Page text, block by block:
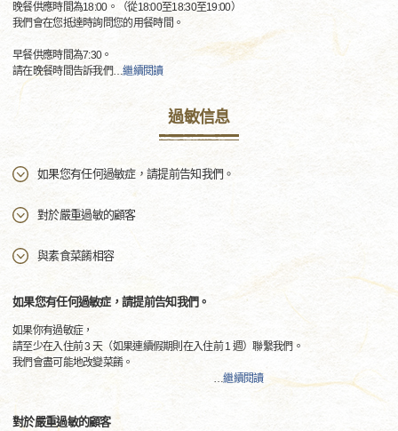
晚餐供應時間為18:00。（從18:00至18:30至19:00）
我們會在您抵達時詢問您的用餐時間。
早餐供應時間為7:30。
請在晚餐時間告訴我們…繼續閱讀
過敏信息
如果您有任何過敏症，請提前告知我們。
對於嚴重過敏的顧客
與素食菜餚相容
如果您有任何過敏症，請提前告知我們。
如果你有過敏症，
請至少在入住前 3 天（如果連續假期則在入住前 1 週）聯繫我們。
我們會盡可能地改變菜餚。
…繼續閱讀
對於嚴重過敏的顧客